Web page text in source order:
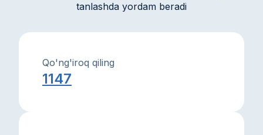
tanlashda yordam beradi
Qo'ng'iroq qiling
1147